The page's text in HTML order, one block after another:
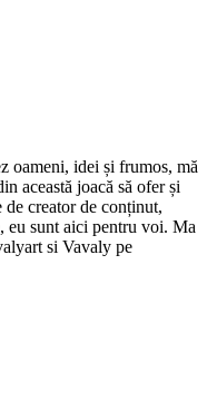
oameni, idei și frumos, mă
această joacă să ofer și
creator de conținut,
eu sunt aici pentru voi. Ma
si Vavaly pe